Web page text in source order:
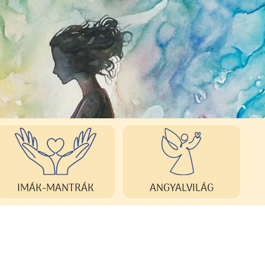
IMÁK-MANTRÁK ANGYALVILÁG